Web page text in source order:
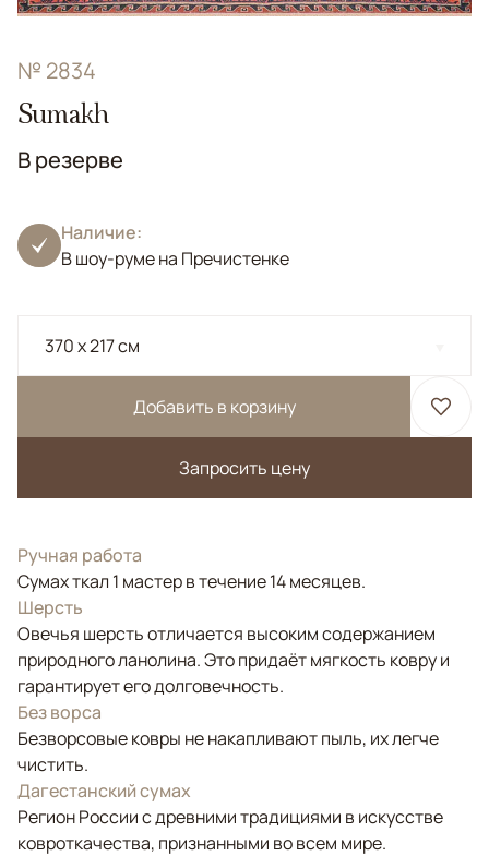
№ 2834
Sumakh
В резерве
Наличие:
В шоу-руме на Пречистенке
370 x 217 см
Добавить в корзину
Запросить цену
Ручная работа
Сумах ткал 1 мастер в течение 14 месяцев.
Шерсть
Овечья шерсть отличается высоким содержанием
природного ланолина. Это придаёт мягкость ковру и
гарантирует его долговечность.
Без ворса
Безворсовые ковры не накапливают пыль, их легче
чистить.
Дагестанский сумах
Регион России с древними традициями в искусстве
ковроткачества, признанными во всем мире.